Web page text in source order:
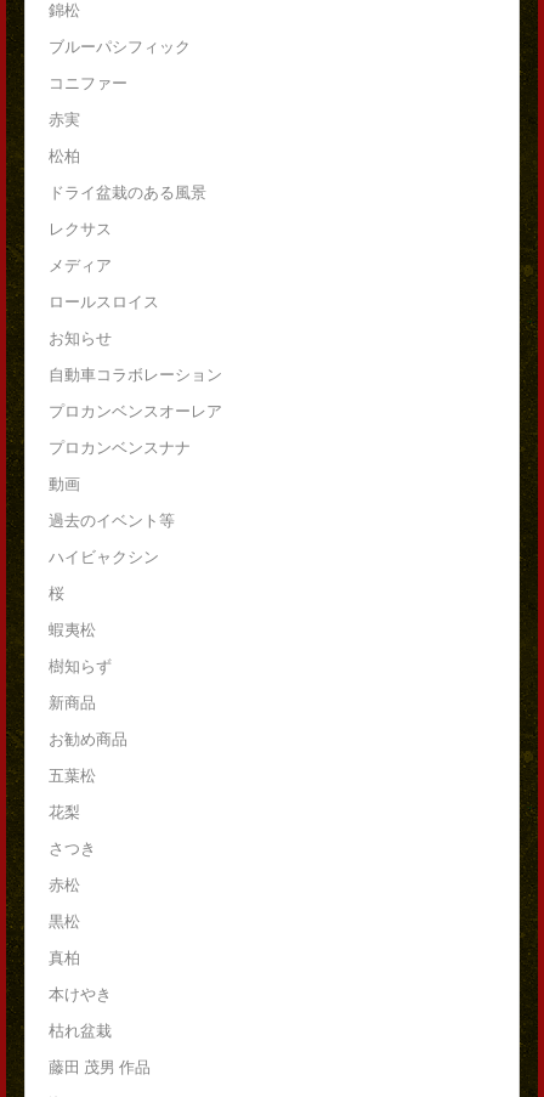
錦松
ブルーパシフィック
コニファー
赤実
松柏
ドライ盆栽のある風景
レクサス
メディア
ロールスロイス
お知らせ
自動車コラボレーション
プロカンベンスオーレア
プロカンベンスナナ
動画
過去のイベント等
ハイビャクシン
桜
蝦夷松
樹知らず
新商品
お勧め商品
五葉松
花梨
さつき
赤松
黒松
真柏
本けやき
枯れ盆栽
藤田 茂男 作品